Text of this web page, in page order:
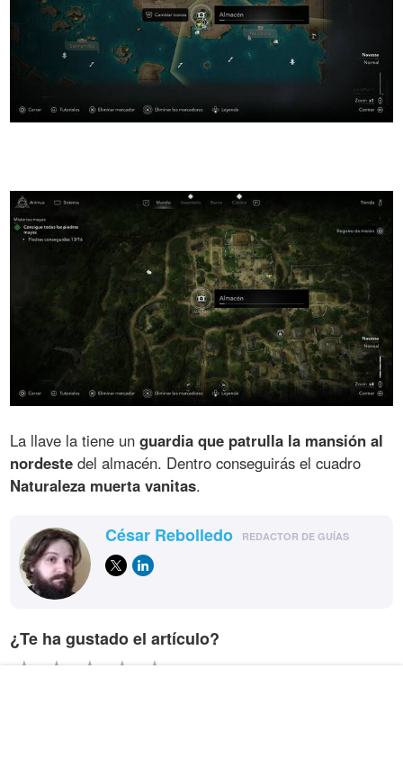
La llave la tiene unguardia que patrulla la mansión al
nordeste del almacén. Dentro conseguirás el cuadro
Naturaleza muerta vanitas.
César Rebolledo REDACTOR DE GUÍAS
¿Te ha gustado el artículo?